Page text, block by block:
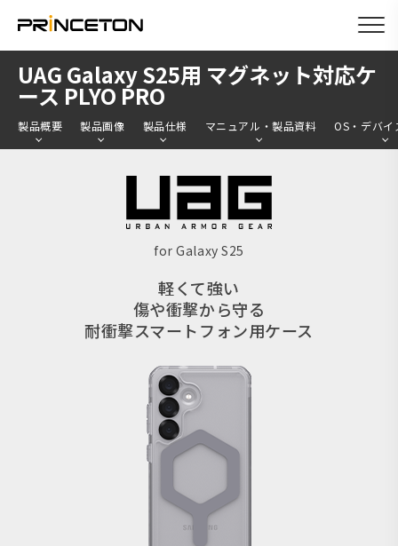
UAG Galaxy S25用 マグネット対応ケ
ース PLYO PRO
製品概要 製品画像 製品仕様 マニュアル・製品資料 OS・デバイ
for Galaxy S25
軽くて強い
傷や衝撃から守る
耐衝撃スマートフォン用ケース